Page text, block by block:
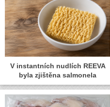
V instantních nudlích REEVA
byla zjištěna salmonela